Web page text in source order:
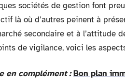
sociétés de gestion font
là où d’autres peinent à
secondaire et à l’attitude
de vigilance, voici les
en complément : Bon plan